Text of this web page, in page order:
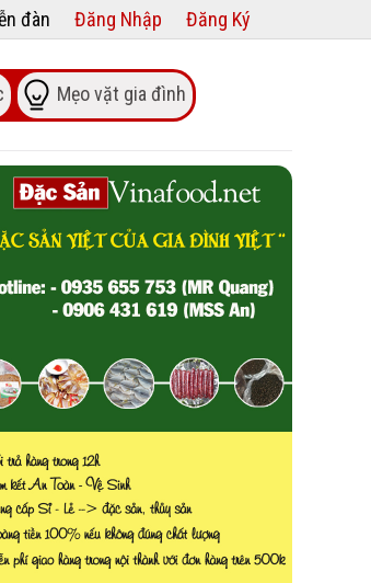
đàn Đăng Nhập Đăng Ký
Mẹo vặt gia đình